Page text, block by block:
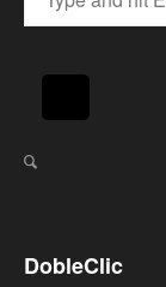
DobleClic